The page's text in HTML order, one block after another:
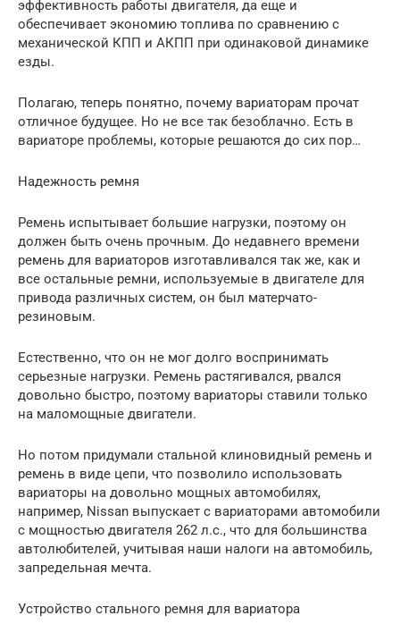
эффективность работы двигателя, да еще и
обеспечивает экономию топлива по сравнению с
механической КПП и АКПП при одинаковой динамике
езды.
Полагаю, теперь понятно, почему вариаторам прочат
отличное будущее. Но не все так безоблачно. Есть в
вариаторе проблемы, которые решаются до сих пор…
Надежность ремня
Ремень испытывает большие нагрузки, поэтому он
должен быть очень прочным. До недавнего времени
ремень для вариаторов изготавливался так же, как и
все остальные ремни, используемые в двигателе для
привода различных систем, он был матерчато-
резиновым.
Естественно, что он не мог долго воспринимать
серьезные нагрузки. Ремень растягивался, рвался
довольно быстро, поэтому вариаторы ставили только
на маломощные двигатели.
Но потом придумали стальной клиновидный ремень и
ремень в виде цепи, что позволило использовать
вариаторы на довольно мощных автомобилях,
например, Nissan выпускает с вариаторами автомобили
с мощностью двигателя 262 л.с., что для большинства
автолюбителей, учитывая наши налоги на автомобиль,
запредельная мечта.
Устройство стального ремня для вариатора